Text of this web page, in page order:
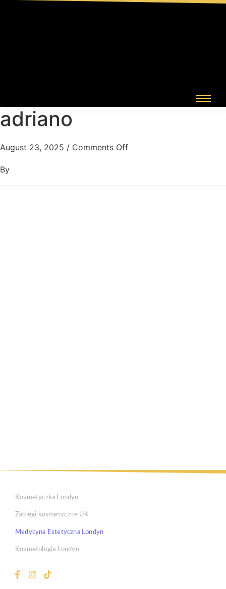
adriano
August 23, 2025 / Comments Off
By
Kosmetyczka Londyn
Zabiegi kosmetyczne UK
Medycyna Estetyczna Londyn
Kosmetologia Londyn